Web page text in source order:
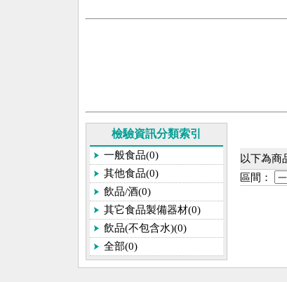
檢驗資訊分類索引
一般食品(0)
其他食品(0)
飲品/酒(0)
其它食品製備器材(0)
飲品(不包含水)(0)
全部(0)
以下為商
區間：